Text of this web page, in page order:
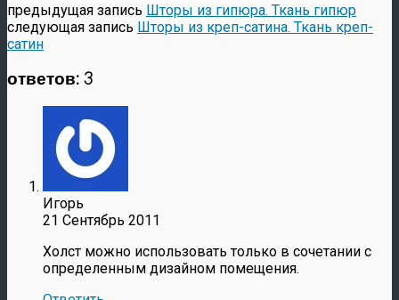
предыдущая запись Шторы из гипюра. Ткань гипюр
следующая запись Шторы из креп-сатина. Ткань креп-
сатин
ответов: 3
Игорь
21 Сентябрь 2011
Холст можно использовать только в сочетании с
определенным дизайном помещения.